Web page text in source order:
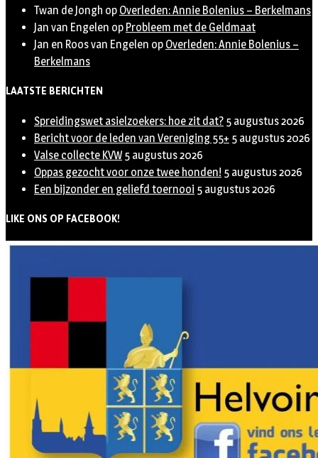
Twan de Jongh op Overleden: Annie Bolenius – Berkelmans
Jan van Engelen op Probleem met de Geldmaat
Jan en Roos van Engelen op Overleden: Annie Bolenius –
Berkelmans
LAATSTE BERICHTEN
Spreidingswet asielzoekers: hoe zit dat? 5 augustus 2026
Bericht voor de leden van Vereniging 55+ 5 augustus 2026
Valse collecte KVW 5 augustus 2026
Oppas gezocht voor onze twee honden! 5 augustus 2026
Een bijzonder en geliefd toernooi 5 augustus 2026
LIKE ONS OP FACEBOOK!